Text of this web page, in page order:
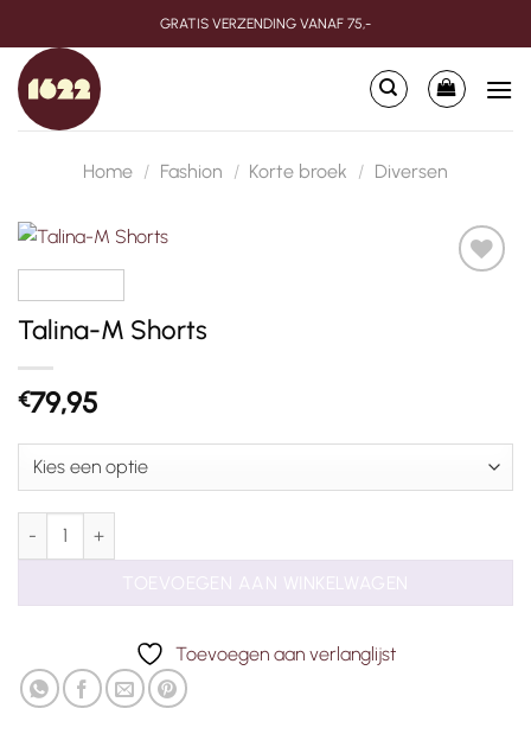
naar
inhoud
GRATIS VERZENDING VANAF 75,-
Home / Fashion / Korte broek / Diversen
Talina-M Shorts
€79,95
Talina-M Shorts aantal
TOEVOEGEN AAN WINKELWAGEN
Toevoegen aan verlanglijst